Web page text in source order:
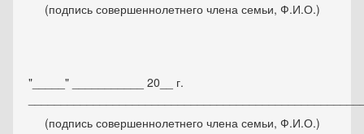
(подпись совершеннолетнего члена семьи, Ф.И.О.)
"_____" ___________ 20__ г.
(подпись совершеннолетнего члена семьи, Ф.И.О.)